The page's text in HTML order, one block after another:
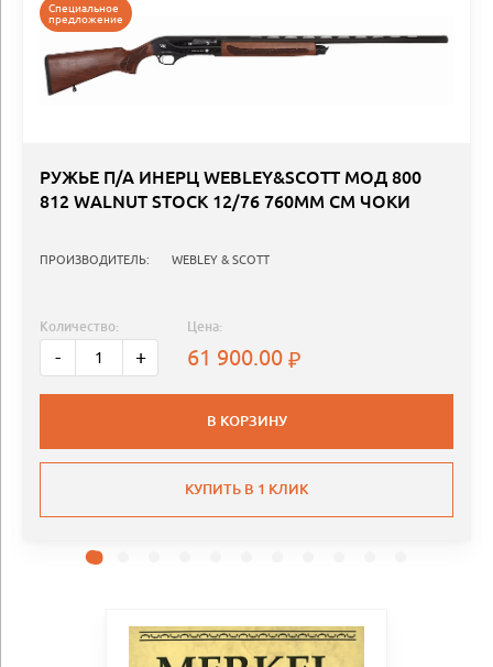
Специальное
предложение
РУЖЬЕ П/А ИНЕРЦ WEBLEY&SCOTT МОД 800
812 WALNUT STOCK 12/76 760ММ СМ ЧОКИ
ПРОИЗВОДИТЕЛЬ: WEBLEY & SCOTT
Количество:
- +
Цена:
61 900.00
В КОРЗИНУ
КУПИТЬ В 1 КЛИК